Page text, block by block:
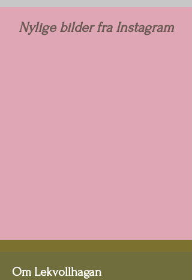
Nylige bilder fra Instagram
Om Lekvollhagan